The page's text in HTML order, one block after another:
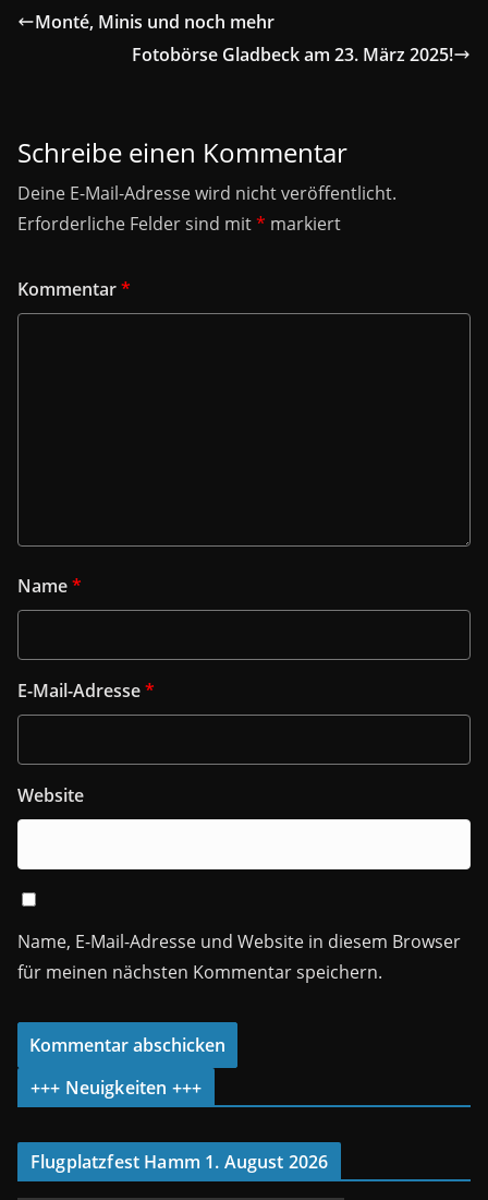
Monté, Minis und noch mehr
Fotobörse Gladbeck am 23. März 2025!
Schreibe einen Kommentar
Deine E-Mail-Adresse wird nicht veröffentlicht.
Erforderliche Felder sind mit* markiert
Kommentar*
Name*
E-Mail-Adresse*
Website
Name, E-Mail-Adresse und Website in diesem Browser
für meinen nächsten Kommentar speichern.
+++ Neuigkeiten +++
Flugplatzfest Hamm 1. August 2026